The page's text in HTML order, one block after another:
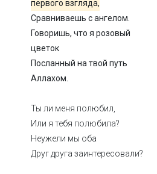
первого взгляда,
Сравниваешь с ангелом.
Говоришь, что я розовый
цветок
Посланный на твой путь
Аллахом.
Ты ли меня полюбил,
Или я тебя полюбила?
Неужели мы оба
Друг друга заинтересовали?